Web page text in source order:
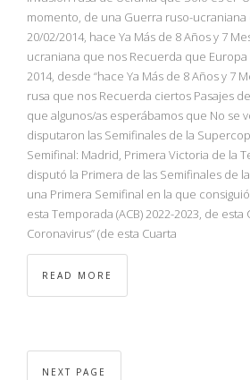
momento, de una Guerra ruso-ucraniana
20/02/2014, hace Ya Más de 8 Años y 7
ucraniana que nos Recuerda que
2014, desde “hace Ya Más de 8 Años y 7
rusa que nos Recuerda ciertos Pasajes
que algunos/as esperábamos que No se
disputaron las Semifinales de la
Semifinal: Madrid, Primera Victoria de la
disputó la Primera de las Semifinales de
una Primera Semifinal en la que
esta Temporada (ACB) 2022-2023, de
Coronavirus” (de esta Cuarta
READ MORE
NEXT PAGE